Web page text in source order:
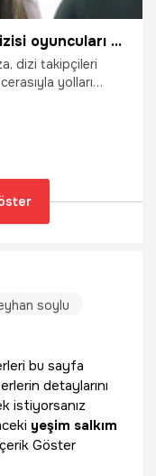
Arıza dizisi konusu ne? Arıza dizisi oyuncuları kim?
dizi takipçileri
yolları
soylu
bu sayfa
detaylarını
istiyorsanız
yeşim salkım
Göster